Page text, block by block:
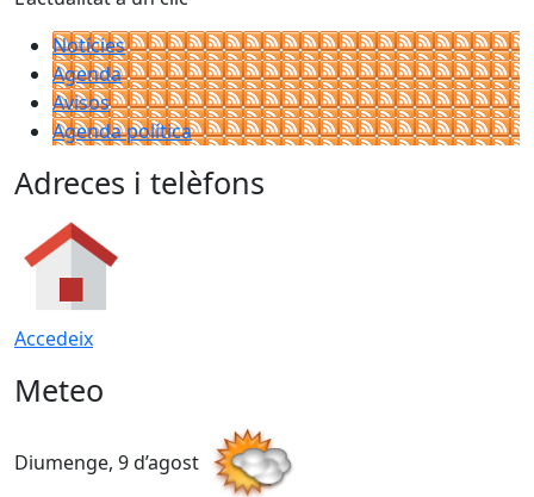
Notícies
Agenda
Avisos
Agenda política
Adreces i telèfons
Accedeix
Meteo
Diumenge, 9 d’agost